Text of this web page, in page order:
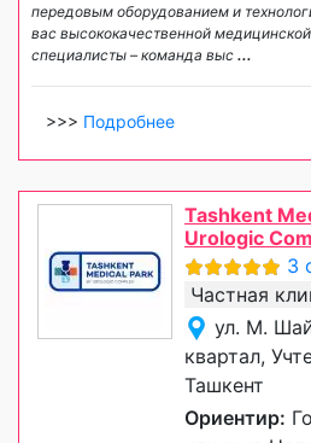
передовым оборудованием и
вас высококачественной
специалисты – команда выс ...
>>> Подробнее
Tashkent
Urologic
3
Частная
ул. М.
квартал,
Ташкент
Ориентир: